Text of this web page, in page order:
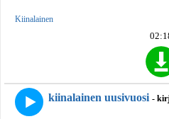
Kiinalainen
kiinalainen uusivuosi -